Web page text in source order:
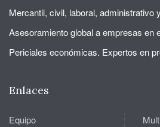
Mercantil, civil, laboral, administrativo
Asesoramiento global a empresas en
Periciales económicas. Expertos en
Enlaces
Equipo